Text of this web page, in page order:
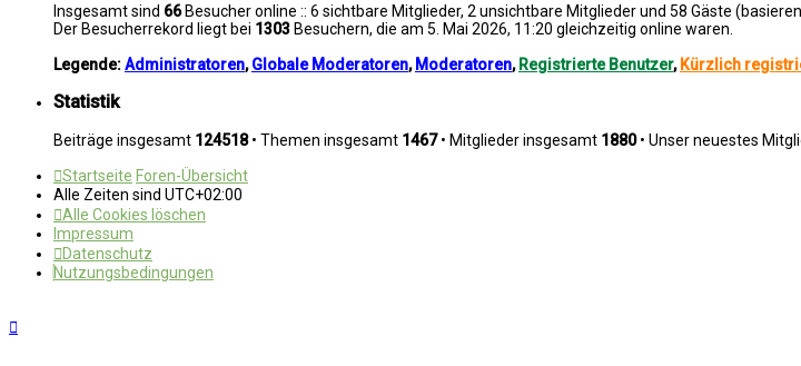
Insgesamt sind 66Besucher online :: 6 sichtbare Mitglieder, 2 unsichtbare Mitglieder und 58 Gäste
Der Besucherrekord liegt bei 1303 Besuchern, die am 5. Mai 2026, 11:20 gleichzeitig online waren.
Legende:Administratoren,Globale Moderatoren, Moderatoren, Registrierte Benutzer, Kürzlich
Statistik
Beiträge insgesamt 124518• Themen insgesamt 1467• Mitglieder insgesamt 1880• Unser neuestes
Startseite Foren-Übersicht
Alle Zeiten sind UTC+02:00
Alle Cookies löschen
Impressum
Datenschutz
Nutzungsbedingungen